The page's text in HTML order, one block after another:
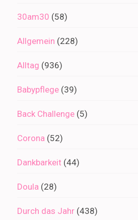
30am30 (58)
Allgemein (228)
Alltag (936)
Babypflege (39)
Back Challenge (5)
Corona (52)
Dankbarkeit (44)
Doula (28)
Durch das Jahr (438)